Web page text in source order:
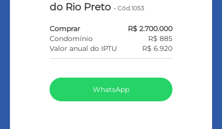
do Rio Preto - Cód.1053
Comprar
R$ 2.700.000
Condomínio
R$ 885
Valor anual do IPTU
R$ 6.920
WhatsApp